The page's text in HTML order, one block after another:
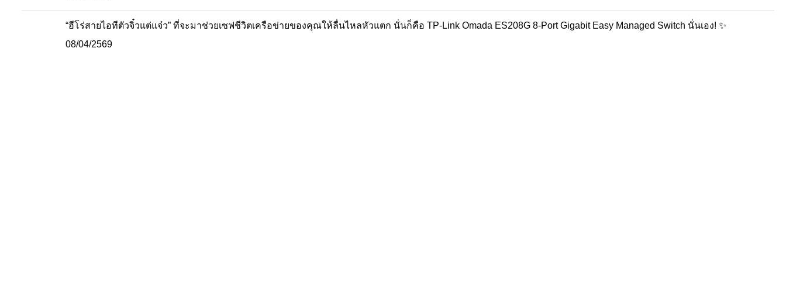
“ฮีโร่สายไอทีตัวจิ๋วแต่แจ๋ว” ที่จะมาช่วยเซฟชีวิตเครือข่ายของคุณให้ลื่นไหลหัวแตก นั่นก็คือ TP-Link Omada ES208G 8-Port Gigabit Easy Managed Switch นั่นเอง! ✨
08/04/2569